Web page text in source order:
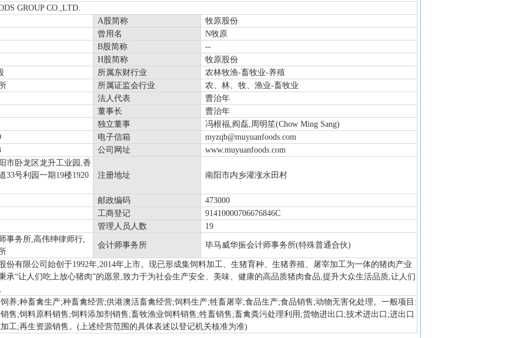
GROUP CO.,LTD.
A股简称
牧原股份
曾用名
N牧原
B股简称
--
H股简称
牧原股份
所属东财行业
农林牧渔-畜牧业-养殖
所属证监会行业
农、林、牧、渔业-畜牧业
法人代表
曹治年
董事长
曹治年
独立董事
冯根福,阎磊,周明笙(Chow Ming Sang)
电子信箱
myzqb@muyuanfoods.com
公司网址 www.muyuanfoods.com
市卧龙区龙升工业园,香
33号利园一期19楼1920
注册地址 南阳市内乡灌涨水田村
邮政编码
473000
工商登记
91410000706676846C
管理人员人数 19
事务所,高伟绅律师行,
会计师事务所 毕马威华振会计师事务所(特殊普通合伙)
份有限公司始创于1992年,2014年上市。现已形成集饲料加工、生猪育种、生猪养殖、屠宰加工为一体的猪肉产业
承“让人们吃上放心猪肉”的愿景,致力于为社会生产安全、美味、健康的高品质猪肉食品,提升大众生活品质,让人们
养;种畜禽生产;种畜禽经营;供港澳活畜禽经营;饲料生产;牲畜屠宰;食品生产;食品销售;动物无害化处理。一般项目:
售;饲料原料销售;饲料添加剂销售;畜牧渔业饲料销售;牲畜销售;畜禽粪污处理利用;货物进出口;技术进出口;进出口
工;再生资源销售。(上述经营范围的具体表述以登记机关核准为准)